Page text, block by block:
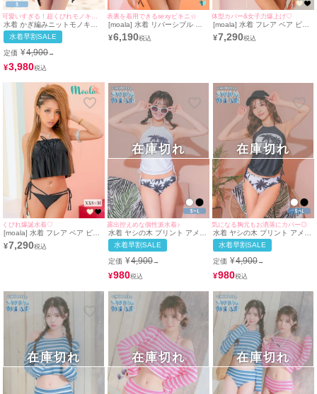
水着 かぎ編みニットモノキニ
ハイネックビキニ
水着早割SALE
定価 ¥4,900→
¥3,980
表裏を着用できるsexyビキニ☆
[moala] 水着 リバーシブル ペ
イズリー 無地 ホルターネック
ギャル 三角 ビキニ (ミント/瀬
¥6,190
体型カバー&女子力爆上げ♡
[moala] 水着 フレア ベア ビス
チェ ワンカラー 体型カバー コ
ードリボン ギャル ビキニ (ア
¥7,290
くびれ爆誕水着♡
[moala] 水着 フレア ベア ビス
チェ ワンカラー 体型カバー コ
ードリボン ギャル ビキニ (ブ
¥7,290
露出控えめな個性派水着♪
水着 ヤシの木 プリント アメリ
カンスリーブ ドロスト ビスチ
ェ 体型カバー ギャル タンキニ
(ホワイト/上ノ堀結愛着用)
水着早割SALE
定価 ¥4,900→
¥980
在庫切れ
気になる胸元もお洒落にカバー◎
水着 ヤシの木 プリント アメリ
カンスリーブ ドロスト ビスチ
ェ 体型カバー ギャル タンキニ
(ブラック/MIYABI着用)
水着早割SALE
定価 ¥4,900→
¥980
在庫切れ
在庫切れ 在庫切れ 在庫切れ